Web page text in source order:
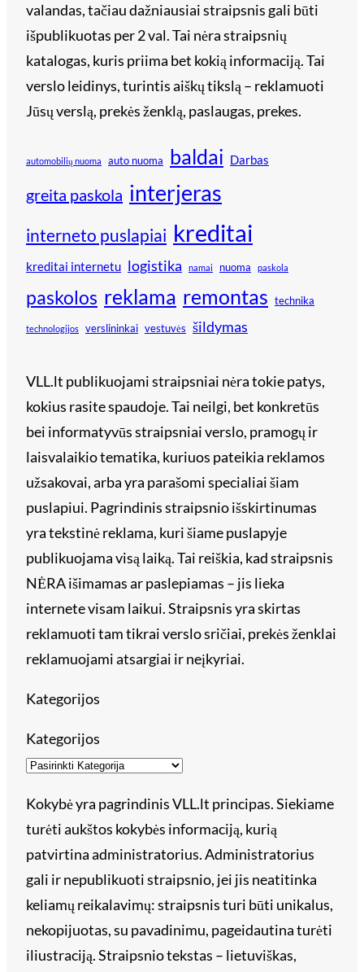
valandas, tačiau dažniausiai straipsnis gali būti
išpublikuotas per 2 val. Tai nėra straipsnių
katalogas, kuris priima bet kokią informaciją. Tai
verslo leidinys, turintis aiškų tikslą – reklamuoti
Jūsų verslą, prekės ženklą, paslaugas, prekes.
automobilių nuoma auto nuoma baldai Darbas
greita paskola interjeras
interneto puslapiai kreditai
kreditai internetu logistika namai nuoma paskola
paskolos reklama remontas technika
technologijos verslininkai vestuvės šildymas
VLL.lt publikuojami straipsniai nėra tokie patys,
kokius rasite spaudoje. Tai neilgi, bet konkretūs
bei informatyvūs straipsniai verslo, pramogų ir
laisvalaikio tematika, kuriuos pateikia reklamos
užsakovai, arba yra parašomi specialiai šiam
puslapiui. Pagrindinis straipsnio išskirtinumas
yra tekstinė reklama, kuri šiame puslapyje
publikuojama visą laiką. Tai reiškia, kad straipsnis
NĖRA išimamas ar paslepiamas – jis lieka
internete visam laikui. Straipsnis yra skirtas
reklamuoti tam tikrai verslo sričiai, prekės ženklai
reklamuojami atsargiai ir neįkyriai.
Kategorijos
Kategorijos
Kokybė yra pagrindinis VLL.lt principas. Siekiame
turėti aukštos kokybės informaciją, kurią
patvirtina administratorius. Administratorius
gali ir nepublikuoti straipsnio, jei jis neatitinka
keliamų reikalavimų: straipsnis turi būti unikalus,
nekopijuotas, su pavadinimu, pageidautina turėti
iliustraciją. Straipsnio tekstas – lietuviškas,